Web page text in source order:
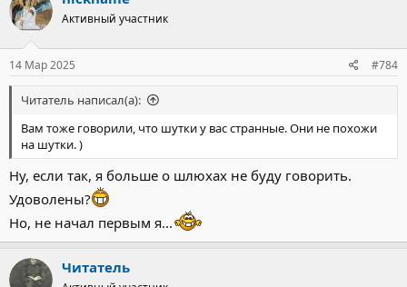
Активный участник
14 Мар 2025 #784
Читатель написал(а):
Вам тоже говорили, что шутки у вас странные. Они не похожи
на шутки. )
Ну, если так, я больше о шлюхах не буду говорить.
Удоволены?
Но, не начал первым я...
Читатель